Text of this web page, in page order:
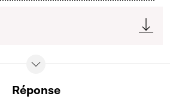
Réponse